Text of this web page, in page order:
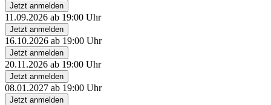
Jetzt anmelden
11.09.2026 ab 19:00 Uhr
Jetzt anmelden
16.10.2026 ab 19:00 Uhr
Jetzt anmelden
20.11.2026 ab 19:00 Uhr
Jetzt anmelden
08.01.2027 ab 19:00 Uhr
Jetzt anmelden